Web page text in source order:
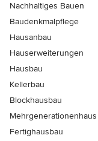
Nachhaltiges Bauen
Baudenkmalpflege
Hausanbau
Hauserweiterungen
Hausbau
Kellerbau
Blockhausbau
Mehrgenerationenhaus
Fertighausbau